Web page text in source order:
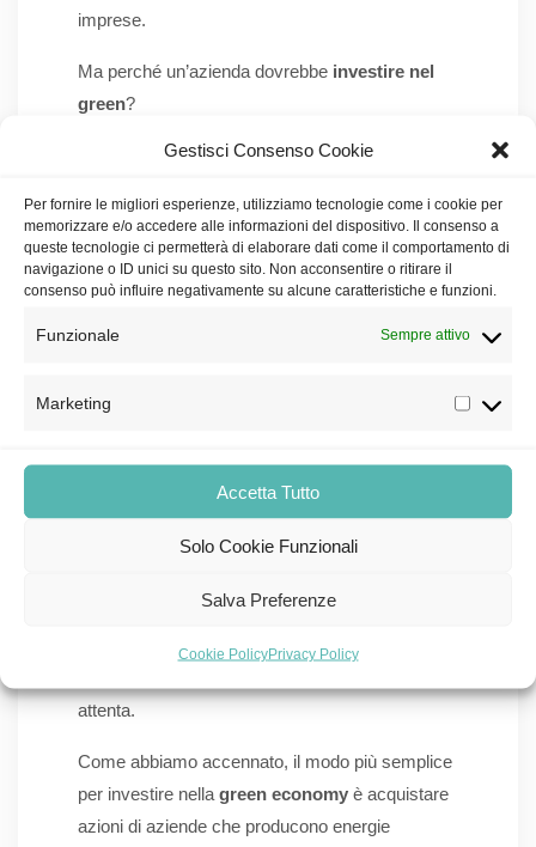
Gestisci Consenso Cookie
Per fornire le migliori esperienze, utilizziamo tecnologie come i cookie per
memorizzare e/o accedere alle informazioni del dispositivo. Il consenso a
queste tecnologie ci permetterà di elaborare dati come il comportamento di
navigazione o ID unici su questo sito. Non acconsentire o ritirare il
consenso può influire negativamente su alcune caratteristiche e funzioni.
Funzionale Sempre attivo
Marketing
Accetta Tutto
Solo Cookie Funzionali
Salva Preferenze
Cookie PolicyPrivacy Policy
imprese.
Ma perché un’azienda dovrebbe investire nel
green?
Le motivazioni che spingono a intraprendere la
generalmente di due tipi:
Etiche : in questo caso l’investitore è
mosso soprattutto da principi morali,
dunque l’eventuale rendimento è solo un
Economico-finanziarie
occhi di potenziali clienti più sensibili a
temi ambientali e sociali.
Ognuno di noi può investire in progetti di aziende
importante avere le idee chiare e le informazioni
giuste. Scegliere l’investimento da fare non è
attenta.
Come abbiamo accennato, il modo più semplice
per investire nella green economy è acquistare
azioni di aziende che producono energie